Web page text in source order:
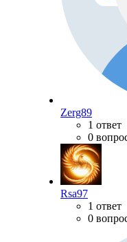
Zerg89
1 ответ
0
Rsa97
1 ответ
0